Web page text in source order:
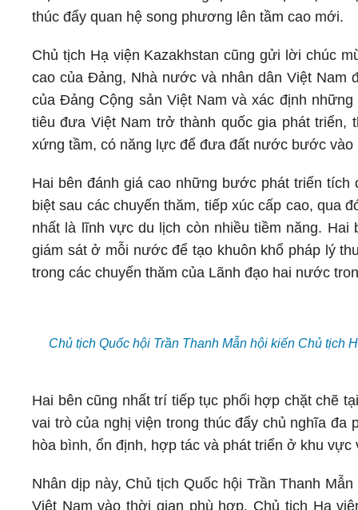
thúc đẩy quan hệ song phương lên tầm cao mới.
Chủ tịch Hạ viện Kazakhstan cũng gửi lời chúc
cao của Đảng, Nhà nước và nhân dân Việt Nam
của Đảng Cộng sản Việt Nam và xác định
tiêu đưa Việt Nam trở thành quốc gia phát
xứng tầm, có năng lực để đưa đất nước bước vào
Hai bên đánh giá cao những bước phát triển
biệt sau các chuyến thăm, tiếp xúc cấp cao, qua
nhất là lĩnh vực du lịch còn nhiều tiềm năng.
giám sát ở mỗi nước để tạo khuôn khổ pháp lý
trong các chuyến thăm của Lãnh đạo hai nước
Chủ tịch Quốc hội Trần Thanh Mẫn hội kiến Chủ tịch
Hai bên cũng nhất trí tiếp tục phối hợp chặt chẽ
vai trò của nghị viện trong thúc đẩy chủ nghĩa
hòa bình, ổn định, hợp tác và phát triển ở khu vực
Nhân dịp này, Chủ tịch Quốc hội Trần Thanh
Việt Nam vào thời gian phù hợp. Chủ tịch Hạ